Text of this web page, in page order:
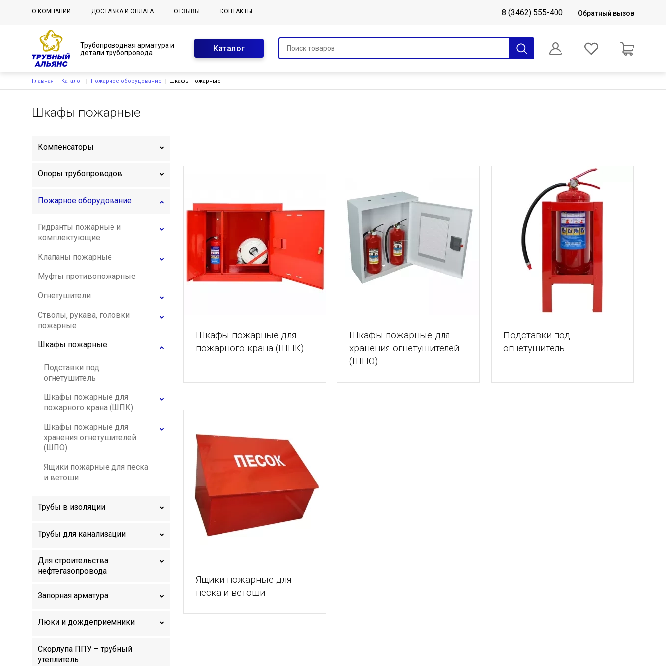
Основная навигация
О КОМПАНИИ ДОСТАВКА И ОПЛАТА ОТЗЫВЫ КОНТАКТЫ 8 (3462) 555-400 Обратный вызов
Трубопроводная арматура и
детали трубопровода
Каталог
Строка навигации
Главная Каталог Пожарное оборудование Шкафы пожарные
Шкафы пожарные
Компенсаторы
Опоры трубопроводов
Пожарное оборудование
Гидранты пожарные и
комплектующие
Клапаны пожарные
Муфты противопожарные
Огнетушители
Стволы, рукава, головки
пожарные
Шкафы пожарные
Подставки под
огнетушитель
Шкафы пожарные для
пожарного крана (ШПК)
Шкафы пожарные для
хранения огнетушителей
(ШПО)
Ящики пожарные для песка
и ветоши
Трубы в изоляции
Трубы для канализации
Для строительства
нефтегазопровода
Запорная арматура
Люки и дождеприемники
Скорлупа ППУ – трубный
утеплитель
Шкафы пожарные для
пожарного крана (ШПК)
Шкафы пожарные для
хранения огнетушителей
(ШПО)
Подставки под
огнетушитель
Ящики пожарные для
песка и ветоши